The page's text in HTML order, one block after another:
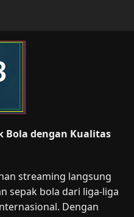
Bola dengan Kualitas
streaming langsung
sepak bola dari liga-liga
Dengan